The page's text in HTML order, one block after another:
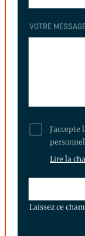
VOTRE
J'accepte
Lire la
CHAMP
Laissez ce